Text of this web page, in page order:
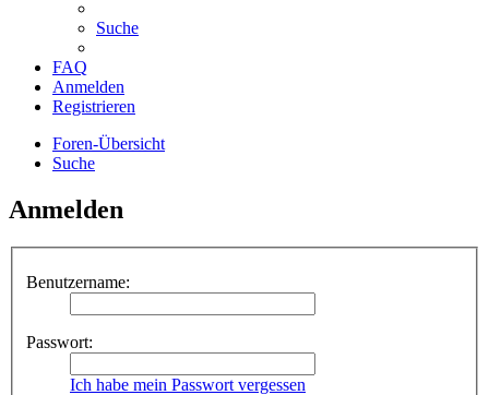
Suche
FAQ
Anmelden
Registrieren
Foren-Übersicht
Suche
Anmelden
Benutzername:
Passwort:
Ich habe mein Passwort vergessen